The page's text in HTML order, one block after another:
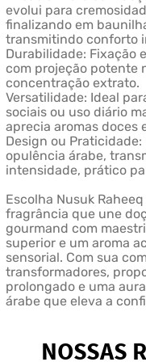
evolui para
finalizando em
transmitindo conforto
Durabilidade: Fixação
com projeção potente
concentração extrato.
Versatilidade: Ideal
sociais ou uso diário
aprecia aromas doces
Design ou
opulência árabe,
intensidade, prático
Escolha Nusuk
fragrância que une
gourmand com
superior e um aroma
sensorial. Com sua
transformadores,
prolongado e uma
árabe que eleva a
NOSSAS